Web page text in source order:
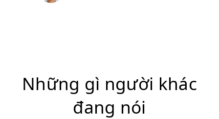
Những gì người khác
đang nói